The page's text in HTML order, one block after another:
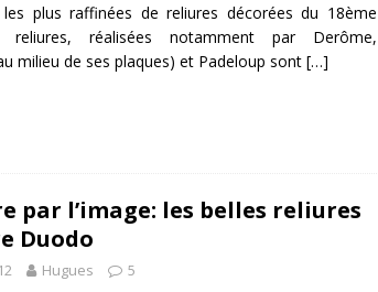
plus raffinées de reliures décorées du 18ème
reliures, réalisées notamment par Derôme,
milieu de ses plaques) et Padeloup sont […]
par l’image: les belles reliures
Duodo
Hugues 5